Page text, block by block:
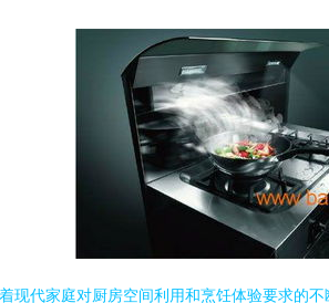
现代家庭对厨房空间利用和烹饪体验要求的